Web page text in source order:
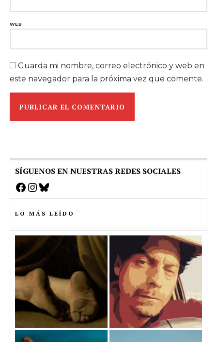
WEB
Guarda mi nombre, correo electrónico y web en
este navegador para la próxima vez que comente.
SÍGUENOS EN NUESTRAS REDES SOCIALES
Facebook
Instagram
Bluesky
LO MÁS LEÍDO